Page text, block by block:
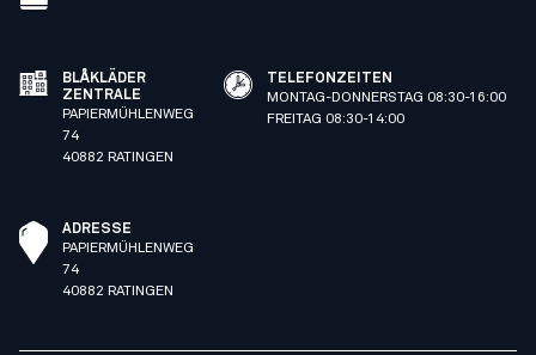
BLÅKLÄDER
ZENTRALE
PAPIERMÜHLENWEG
74
40882 RATINGEN
TELEFONZEITEN
MONTAG-DONNERSTAG 08:30-16:00
FREITAG 08:30-14:00
ADRESSE
PAPIERMÜHLENWEG
74
40882 RATINGEN